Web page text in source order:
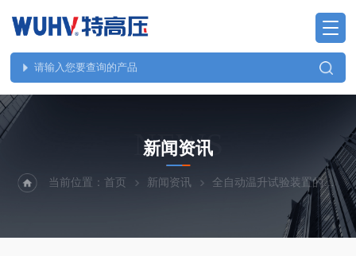
NEWS
新闻资讯
当前位置：首页 新闻资讯 全自动温升试验装置的正确操作步骤分享